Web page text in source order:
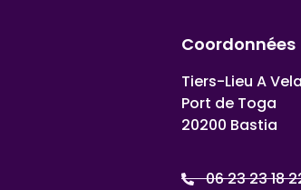
Coordonnées
Tiers-Lieu A Vela
Port de Toga
20200 Bastia
06 23 23 18